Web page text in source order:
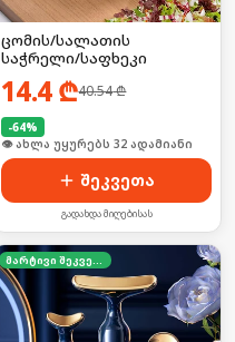
ცომის/სალათის
საჭრელი/საფხეკი
14.4₾40.54₾
-64%
🛒 ბოლო 24სთ-ში იყიდა 43-მა
შეკვეთა
გადახდა მიღებისას
მარტივი შეკვეთა